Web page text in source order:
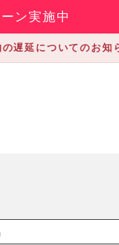
ン実施中
遅延についてのお知